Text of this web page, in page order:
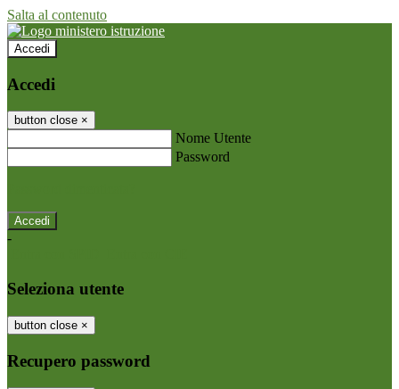
Salta al contenuto
Accedi
Accedi
button close ×
Nome Utente
Password
-
Seleziona utente
button close ×
Recupero password